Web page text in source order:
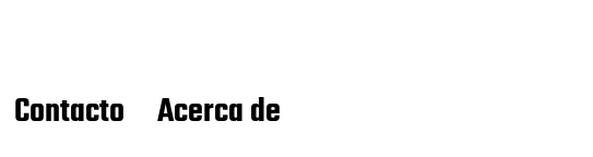
Contacto Acerca de